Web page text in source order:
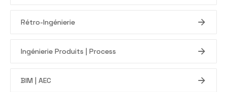
Rétro-Ingénierie
Ingénierie Produits | Process
BIM | AEC